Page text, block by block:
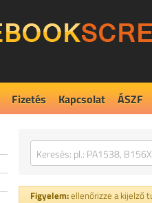
Fizetés Kapcsolat ÁSZF
Figyelem:ellenőrizze a kijelző